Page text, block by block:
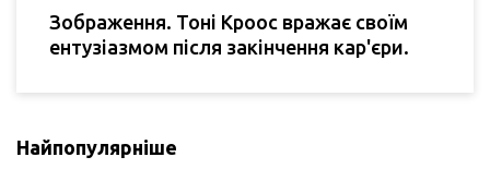
Зображення. Тоні Кроос вражає своїм
ентузіазмом після закінчення кар'єри.
Найпопулярніше